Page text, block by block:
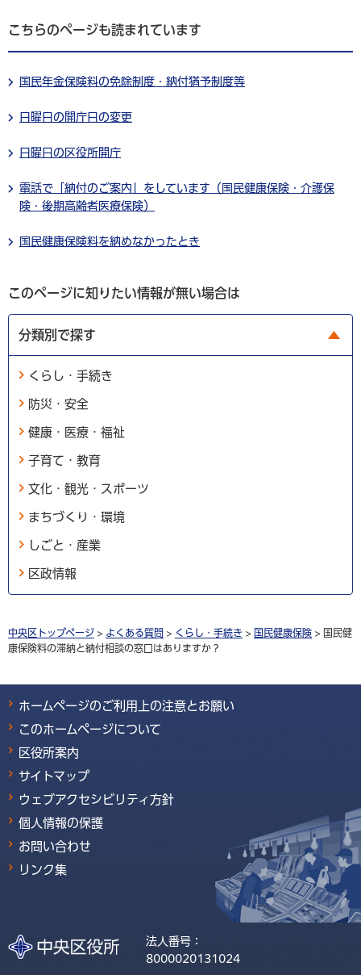
こちらのページも読まれています
国民年金保険料の免除制度・納付猶予制度等
日曜日の開庁日の変更
日曜日の区役所開庁
電話で「納付のご案内」をしています（国民健康保険・介護保
険・後期高齢者医療保険）
国民健康保険料を納めなかったとき
このページに知りたい情報が無い場合は
分類別で探す
くらし・手続き
防災・安全
健康・医療・福祉
子育て・教育
文化・観光・スポーツ
まちづくり・環境
しごと・産業
区政情報
中央区トップページ > よくある質問 > くらし・手続き > 国民健康保険 > 国民健
康保険料の滞納と納付相談の窓口はありますか？
ホームページのご利用上の注意とお願い
このホームページについて
区役所案内
サイトマップ
ウェブアクセシビリティ方針
個人情報の保護
お問い合わせ
リンク集
法人番号：
8000020131024